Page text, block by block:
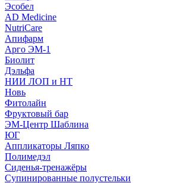
Эсобел
AD Medicine
NutriCare
Апифарм
Арго ЭМ-1
Биолит
Дэльфа
НИИ ЛОП и НТ
Новь
Фитолайн
Фруктовый бар
ЭМ-Центр Шаблина
ЮГ
Аппликаторы Ляпко
Полимедэл
Сиденья-тренажёры
Супинированные полустельки